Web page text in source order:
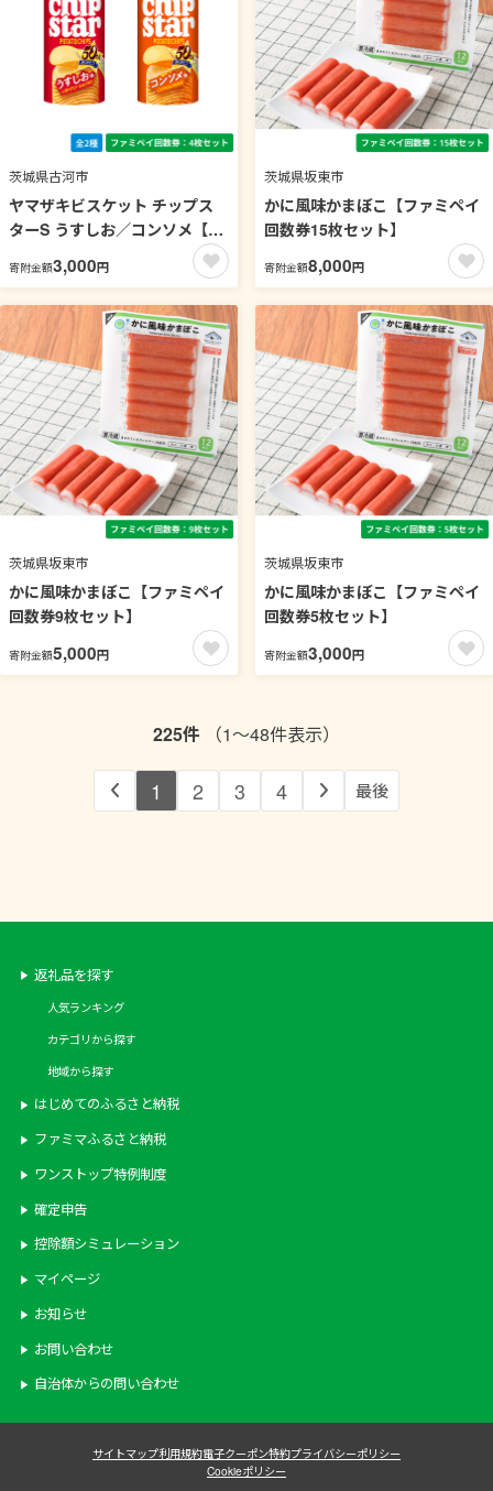
茨城県古河市
ヤマザキビスケット チップス
ターS うすしお／コンソメ【フ
ァミペイ回数券4枚セット】
寄附金額3,000円
茨城県坂東市
かに風味かまぼこ【ファミペイ
回数券15枚セット】
寄附金額8,000円
茨城県坂東市
かに風味かまぼこ【ファミペイ
回数券9枚セット】
寄附金額5,000円
茨城県坂東市
かに風味かまぼこ【ファミペイ
回数券5枚セット】
寄附金額3,000円
225件 （1～48件表示）
1 2 3 4 最後
返礼品を探す
人気ランキング
カテゴリから探す
地域から探す
はじめてのふるさと納税
ファミマふるさと納税
ワンストップ特例制度
確定申告
控除額シミュレーション
マイページ
お知らせ
お問い合わせ
自治体からの問い合わせ
サイトマップ利用規約電子クーポン特約プライバシーポリシー
Cookieポリシー